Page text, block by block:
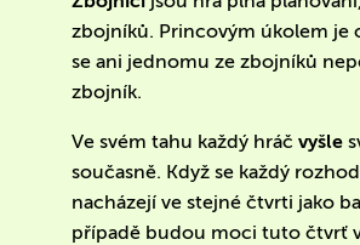
zbojníků. Princovým úkolem je
se ani jednomu ze zbojníků
zbojník.
Ve svém tahu každý hráčvyšle
současně. Když se každý
nacházejí ve stejné čtvrti jako
případě budou moci tuto čtvrť